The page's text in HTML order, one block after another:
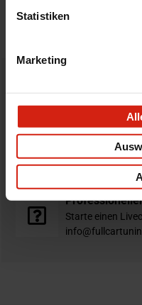
Statistiken
Marketing
STELLE EINE FRAGE
verschickt am
Nicht
Du hast immer
Bestellung
Starte einen